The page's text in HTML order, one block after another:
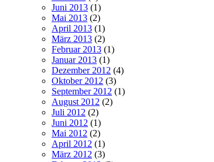
Juni 2013 (1)
Mai 2013 (2)
April 2013 (1)
März 2013 (2)
Februar 2013 (1)
Januar 2013 (1)
Dezember 2012 (4)
Oktober 2012 (3)
September 2012 (1)
August 2012 (2)
Juli 2012 (2)
Juni 2012 (1)
Mai 2012 (2)
April 2012 (1)
März 2012 (3)